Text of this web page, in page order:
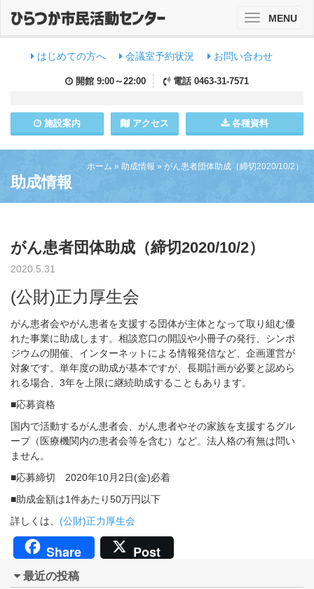
はじめての方へ 会議室予約状況 お問い合わせ
開館 9:00～22:00 電話 0463-31-7571
施設案内 アクセス 各種資料
ToggleMENU
ホーム » 助成情報 » がん患者団体助成（締切2020/10/2）
助成情報
がん患者団体助成（締切2020/10/2）
2020.5.31
(公財)正力厚生会
がん患者会やがん患者を支援する団体が主体となって取り組む優
れた事業に助成します。相談窓口の開設や小冊子の発行、シンポ
ジウムの開催、インターネットによる情報発信など、企画運営が
対象です。単年度の助成が基本ですが、長期計画が必要と認めら
れる場合、3年を上限に継続助成することもあります。
■応募資格
国内で活動するがん患者会、がん患者やその家族を支援するグル
ープ（医療機関内の患者会等を含む）など。法人格の有無は問い
ません。
■応募締切 2020年10月2日(金)必着
■助成金額は1件あたり50万円以下
詳しくは、 (公財)正力厚生会
Share Post
最近の投稿